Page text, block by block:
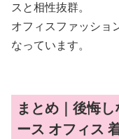
スと相性抜群。
オフィスファッショ
なっています。
まとめ｜後悔
ース オフィス